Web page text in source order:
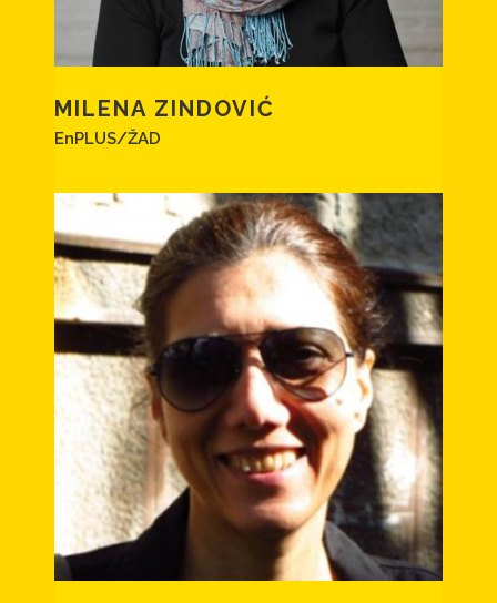
MILENA ZINDOVIĆ
EnPLUS/ŽAD